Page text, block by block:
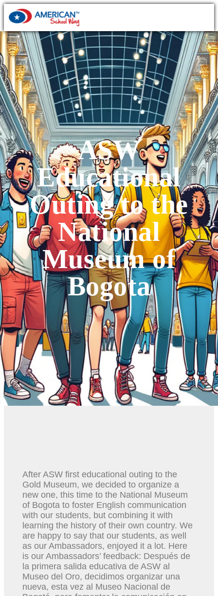
ASW
Educational
Outing to the
National
Museum of
Bogota
After ASW first educational outing to the
Gold Museum, we decided to organize a
new one, this time to the National Museum
of Bogota to foster English communication
with our students, but combining it with
learning the history of their own country. We
are happy to say that our students, as well
as our Ambassadors, enjoyed it a lot. Here
is our Ambassadors’ feedback: Después de
la primera salida educativa de ASW al
Museo del Oro, decidimos organizar una
nueva, esta vez al Museo Nacional de